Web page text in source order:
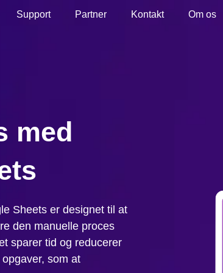
Support Partner Kontakt Om os
med
Sheets er designet til at
den manuelle proces
sparer tid og reducerer
som at